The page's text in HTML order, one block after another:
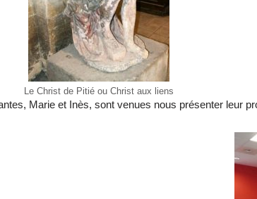
Le Christ de Pitié ou Christ aux liens
Marie et Inès, sont venues nous présenter leur